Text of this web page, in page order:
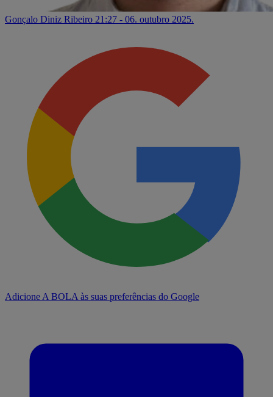
Gonçalo Diniz Ribeiro 21:27 - 06. outubro 2025.
Adicione A BOLA às suas preferências do Google